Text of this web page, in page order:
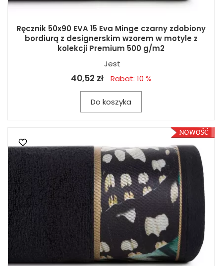
Ręcznik 50x90 EVA 15 Eva Minge czarny zdobiony
bordiurą z designerskim wzorem w motyle z
kolekcji Premium 500 g/m2
Jest
40,52 zł Rabat: 10 %
Do koszyka